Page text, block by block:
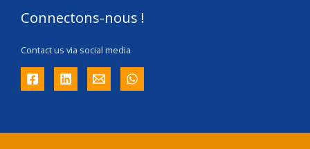
Connectons-nous !
Contact us via social media